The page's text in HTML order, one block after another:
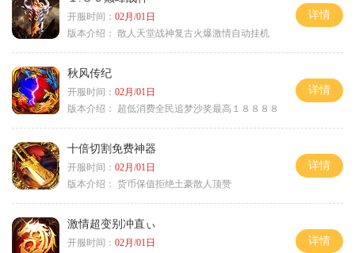
开服时间： 02月/01日
版本介绍： 散人天堂战神复古火爆激情自动挂机
详情
秋风传纪
开服时间： 02月/01日
版本介绍：
超低消费全民追梦沙奖最高１８８８８
详情
十倍切割免费神器
开服时间： 02月/01日
版本介绍： 货币保值拒绝土豪散人顶赞
详情
激情超变别冲直ぃ
开服时间： 02月/01日
详情